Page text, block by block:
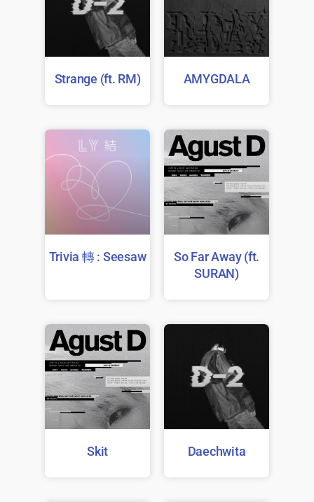
Strange (ft. RM) AMYGDALA
Trivia 轉 : Seesaw
So Far Away (ft.
SURAN)
Skit Daechwita